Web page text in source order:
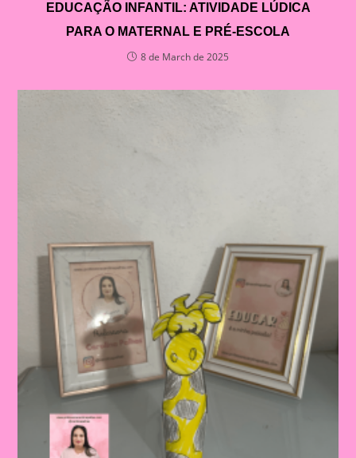
EDUCAÇÃO INFANTIL: ATIVIDADE LÚDICA
PARA O MATERNAL E PRÉ-ESCOLA
8 de March de 2025